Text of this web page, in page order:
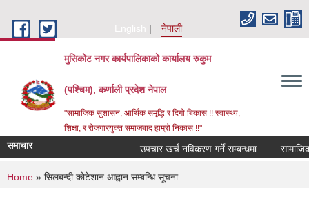
English
नेपाली
मुसिकोट नगर कार्यपालिकाको कार्यालय रुकुम
(पश्चिम), कर्णाली प्रदेश नेपाल
"सामाजिक सुशासन, आर्थिक समृद्धि र दिगो बिकास !! स्वास्थ्य,
शिक्षा, र रोजगारयुक्त समाजबाद हाम्रो निकास !!"
समाचार उपचार खर्च नविकरण गर्ने सम्बन्धमा
You are here
Home » सिलबन्दी कोटेशान आह्वान सम्बन्धि सूचना